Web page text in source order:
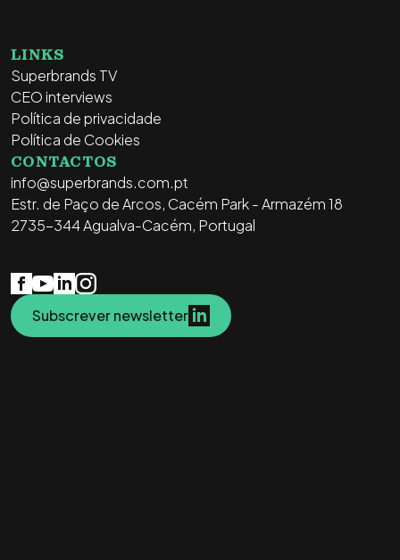
LINKS
Superbrands TV
CEO interviews
Política de privacidade
Política de Cookies
CONTACTOS
info@superbrands.com.pt
Estr. de Paço de Arcos, Cacém Park - Armazém 18
2735-344 Agualva-Cacém, Portugal
Subscrever newsletter